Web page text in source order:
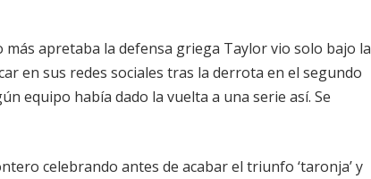
apretaba la defensa griega Taylor vio solo bajo la
en sus redes sociales tras la derrota en el segundo
equipo había dado la vuelta a una serie así. Se
celebrando antes de acabar el triunfo ‘taronja’ y